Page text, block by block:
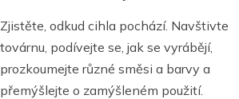
Zjistěte, odkud cihla pochází. Navštivte
továrnu, podívejte se, jak se vyrábějí,
prozkoumejte různé směsi a barvy a
přemýšlejte o zamýšleném použití.